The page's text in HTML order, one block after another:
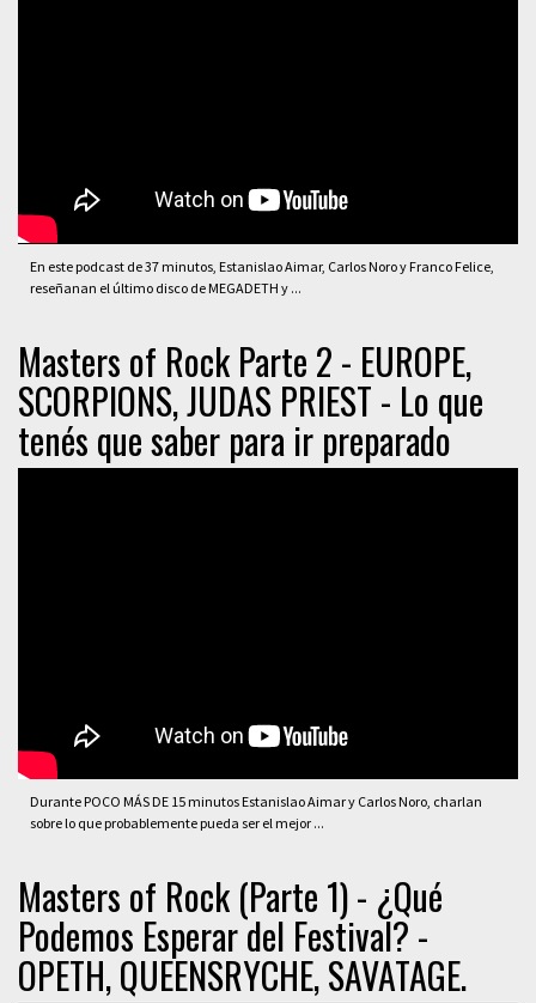
En este podcast de 37 minutos, Estanislao Aimar, Carlos Noro y Franco Felice,
reseñanan el último disco de MEGADETH y ...
Masters of Rock Parte 2 - EUROPE,
SCORPIONS, JUDAS PRIEST - Lo que
tenés que saber para ir preparado
Durante POCO MÁS DE 15 minutos Estanislao Aimar y Carlos Noro, charlan
sobre lo que probablemente pueda ser el mejor ...
Masters of Rock (Parte 1) - ¿Qué
Podemos Esperar del Festival? -
OPETH, QUEENSRYCHE, SAVATAGE.